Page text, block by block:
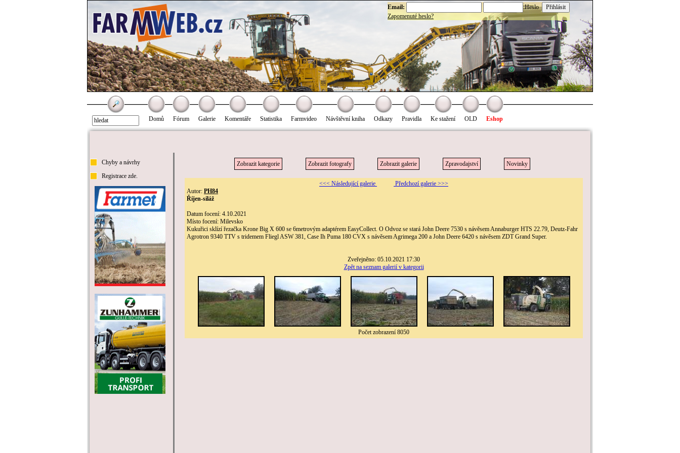
Email:
:Heslo
Zapomenuté heslo?
Domů Fórum Galerie Komentáře Statistika Farmvideo Návštěvní kniha Odkazy Pravidla Ke stažení OLD Eshop
Chyby a návrhy
Registrace zde.
Zobrazit kategorie Zobrazit fotografy Zobrazit galerie Zpravodajství Novinky
<<< Následující galerie
Předchozí galerie >>>
Autor: PH84
Říjen-siláž
Datum focení: 4.10.2021
Místo focení: Milevsko
Kukuřici sklízí řezačka Krone Big X 600 se 6metrovým adaptérem EasyCollect. O Odvoz se stará John Deere 7530 s návěsem Annaburger HTS 22.79, Deutz-Fahr
Agrotron 9340 TTV s tridemem Fliegl ASW 381, Case Ih Puma 180 CVX s návěsem Agrimega 200 a John Deere 6420 s návěsem ZDT Grand Super.
Zveřejněno: 05.10.2021 17:30
Zpět na seznam galerií v kategorii
Počet zobrazení 8050